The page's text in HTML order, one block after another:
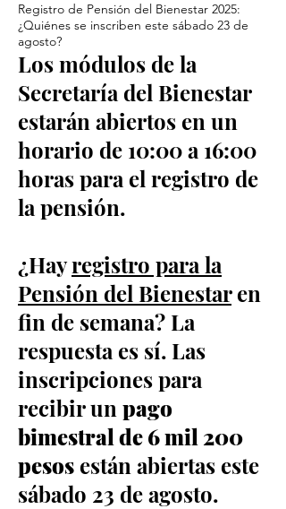
Registro de Pensión del Bienestar 2025:
¿Quiénes se inscriben este sábado 23 de
agosto?
Los módulos de la
Secretaría del Bienestar
estarán abiertos en un
horario de 10:00 a 16:00
horas para el registro de
la pensión.
¿Hayregistro para la
Pensión del Bienestaren
fin de semana? La
respuesta es sí. Las
inscripciones para
recibir un pago
bimestral de 6 mil 200
pesos están abiertas este
sábado 23 de agosto.